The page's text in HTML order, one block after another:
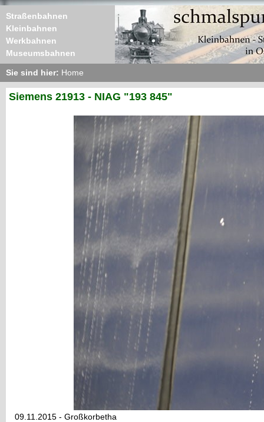
Straßenbahnen
Kleinbahnen
Werkbahnen
Museumsbahnen
Sie sind hier: Home
Siemens 21913 - NIAG "193 845"
09.11.2015 - Großkorbetha